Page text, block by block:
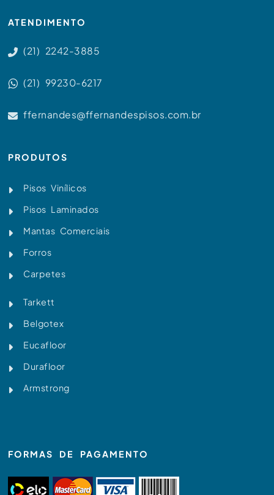
ATENDIMENTO
(21) 2242-3885
(21) 99230-6217
ffernandes@ffernandespisos.com.br
PRODUTOS
Pisos Vinílicos
Pisos Laminados
Mantas Comerciais
Forros
Carpetes
Tarkett
Belgotex
Eucafloor
Durafloor
Armstrong
FORMAS DE PAGAMENTO